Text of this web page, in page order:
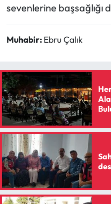
sevenlerine başsağlığı
Muhabir: Ebru Çalık
Oğuzlar Haberleri
Otomotiv
Resmi İlan
Resmi Reklam
Sağlık
Siyaset